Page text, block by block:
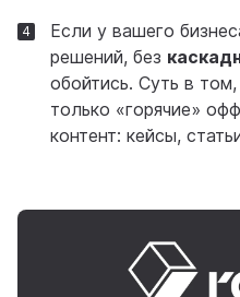
Если у вашего
решений, без
обойтись. Суть в
только «горячие»
контент: кейсы,